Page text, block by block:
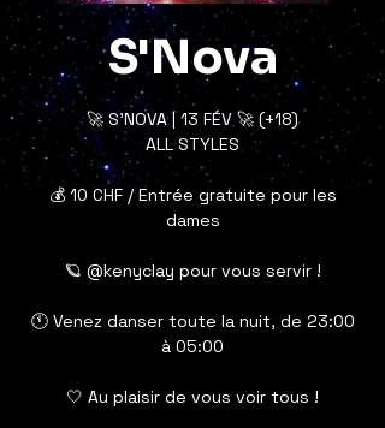
S'Nova
🚀 S’NOVA | 13 FÉV 🚀 (+18)
ALL STYLES
💰 10 CHF / Entrée gratuite pour les
dames
🪐 @kenyclay pour vous servir !
🕚 Venez danser toute la nuit, de 23:00
à 05:00
🤍 Au plaisir de vous voir tous !